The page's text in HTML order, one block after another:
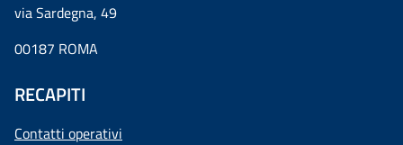
via Sardegna, 49
00187 ROMA
RECAPITI
Contatti operativi